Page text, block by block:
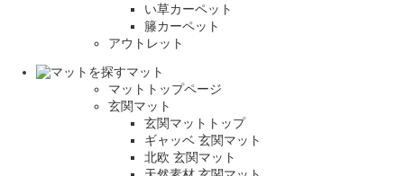
い草カーペット
籐カーペット
アウトレット
マット
マットトップページ
玄関マット
玄関マットトップ
ギャッベ 玄関マット
北欧 玄関マット